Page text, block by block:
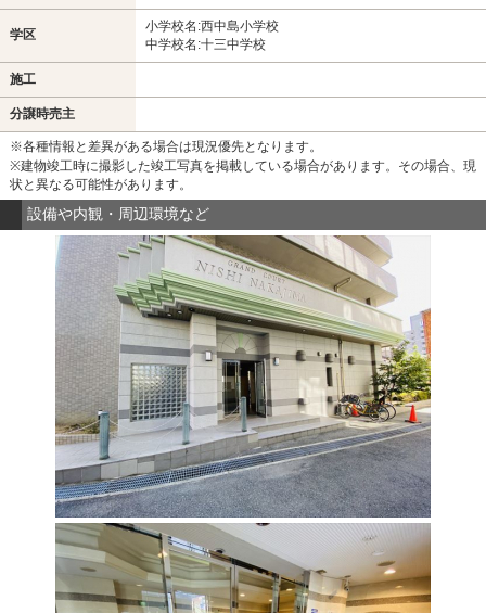
学区
小学校名:西中島小学校
中学校名:十三中学校
施工
分譲時売主
※各種情報と差異がある場合は現況優先となります。
※建物竣工時に撮影した竣工写真を掲載している場合があります。その場合、現
状と異なる可能性があります。
設備や内観・周辺環境など